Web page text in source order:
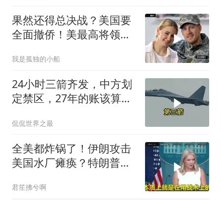
果然还得总决战？美国要
全面撤侨！美最高将领：
我是孤独的小船
24小时三箭齐发，中方划
定禁区，27年的账该算
侃侃世界之最
全美都炸锅了！伊朗攻击
美国水厂瘫痪？特朗普却
君笙拂兮啊